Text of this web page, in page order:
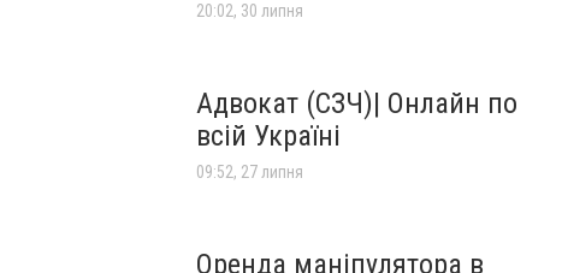
20:02, 30 липня
Адвокат (СЗЧ)| Онлайн по
всій Україні
09:52, 27 липня
Оренда маніпулятора в